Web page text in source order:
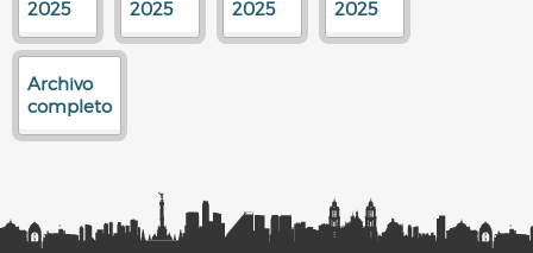
2025
2025
2025
2025
Archivo
completo